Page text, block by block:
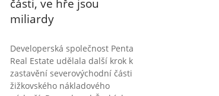
části, ve hře jsou
miliardy
Developerská společnost Penta
Real Estate udělala další krok k
zastavění severovýchodní části
žižkovského nákladového